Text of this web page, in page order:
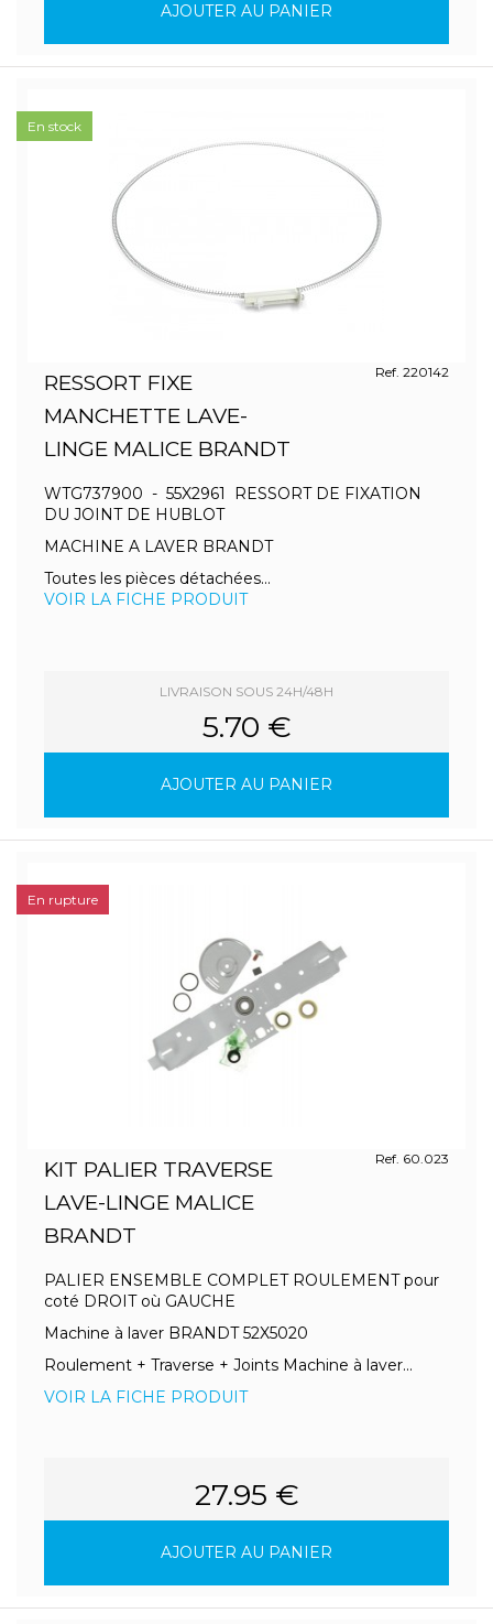
AJOUTER AU PANIER
RESSORT FIXE
MANCHETTE LAVE-
LINGE MALICE BRANDT
Ref. 220142
WTG737900 - 55X2961 RESSORT DE FIXATION
DU JOINT DE HUBLOT
MACHINE A LAVER BRANDT
Toutes les pièces détachées...
VOIR LA FICHE PRODUIT
LIVRAISON SOUS 24H/48H
5.70 €
AJOUTER AU PANIER
En stock
KIT PALIER TRAVERSE
LAVE-LINGE MALICE
BRANDT
Ref. 60.023
PALIER ENSEMBLE COMPLET ROULEMENT pour
coté DROIT où GAUCHE
Machine à laver BRANDT 52X5020
Roulement + Traverse + Joints Machine à laver...
VOIR LA FICHE PRODUIT
27.95 €
AJOUTER AU PANIER
En rupture